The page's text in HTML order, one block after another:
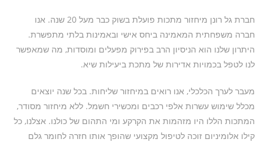
חברת גל רונן מיחזור מתכות פועלת בשוק כבר מעל 20 שנה. אנו
חברה משפחתית המאמינה ביחס אישי ובאמינות בלתי מתפשרת.
היתרון שלנו הוא הניסיון הרב בפירוק מפעלים ומוסדות, מה שמאפשר
לנו לטפל בכמויות אדירות של מתכת ביעילות שיא.
מעבר לערך הכלכלי, אנו רואים במיחזור שליחות. בכל שנה יוצאים
מכלל שימוש עשרות אלפי רכבים ומכשירי חשמל. ללא מיחזור מסודר,
המתכות הללו היו מזהמות את הקרקע ומי התהום של כולנו. אצלנו, כל
קילו אלומיניום זוכה לטיפול מקצועי שהופך אותו חזרה לחומר גלם